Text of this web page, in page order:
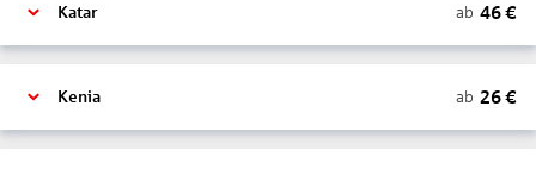
Katar ab 46€
Kenia ab 26€